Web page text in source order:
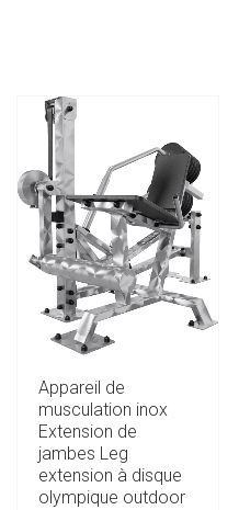
Appareil de
musculation inox
Extension de
jambes Leg
extension à disque
olympique outdoor